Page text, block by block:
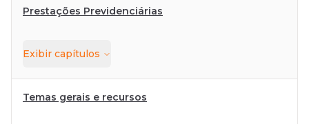
Prestações Previdenciárias
Exibir capítulos
Temas gerais e recursos